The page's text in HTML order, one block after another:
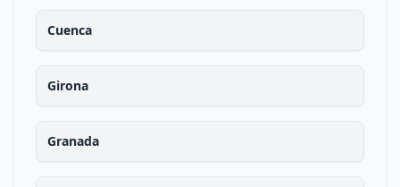
Cuenca
Girona
Granada